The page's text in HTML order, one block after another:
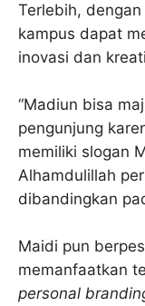
Terlebih,
kampus dapat
inovasi dan
“Madiun bisa
pengunjung
memiliki slogan
Alhamdulillah
dibandingkan
Maidi pun
memanfaatkan
personal